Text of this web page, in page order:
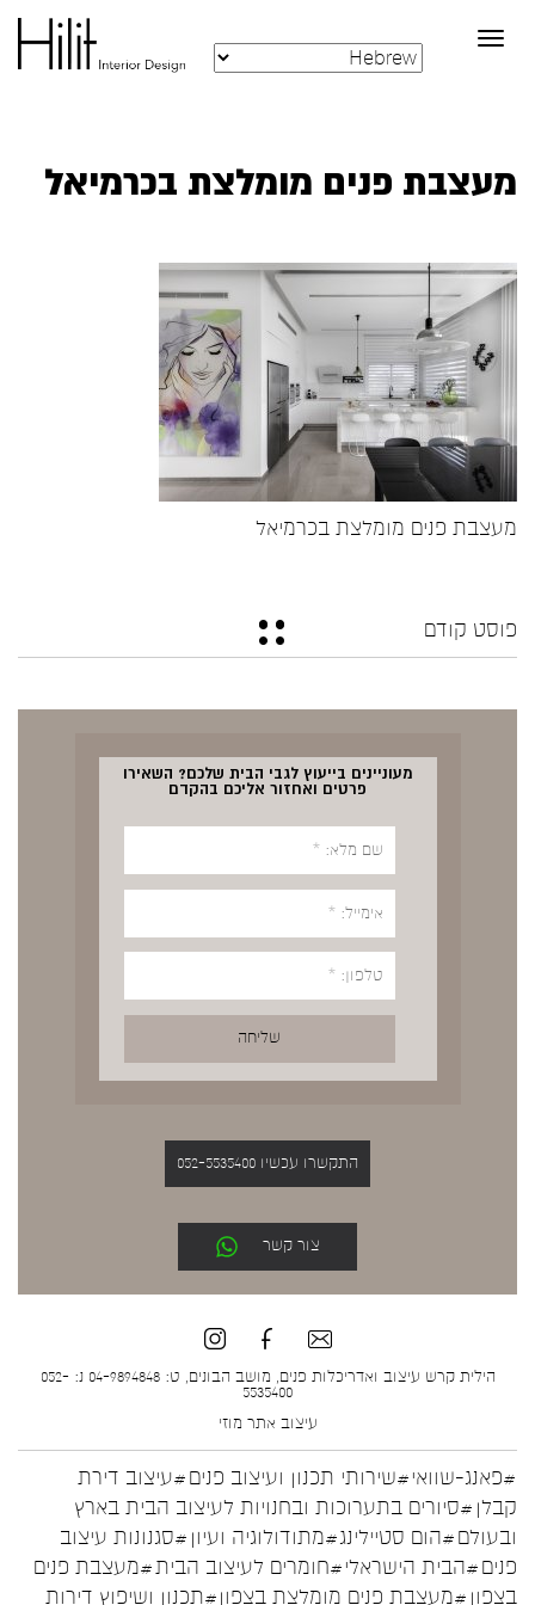
Toggle
navigation
מעצבת פנים מומלצת בכרמיאל
מעצבת פנים מומלצת בכרמיאל
פוסט קודם
מעוניינים בייעוץ לגבי הבית שלכם? השאירו
פרטים ואחזור אליכם בהקדם
התקשרו עכשיו 052-5535400
צור קשר
הילית קרש עיצוב ואדריכלות פנים, מושב הבונים, ט: 04-9894848 נ: 052-
5535400
עיצוב אתר מוזי
#פאנג-שוואי#שירותי תכנון ועיצוב פנים#עיצוב דירת
קבלן #סיורים בתערוכות ובחנויות לעיצוב הבית בארץ
ובעולם#הום סטיילינג#מתודולוגיה ועיון #סגנונות עיצוב
פנים#הבית הישראלי#חומרים לעיצוב הבית#מעצבת פנים
בצפון #מעצבת פנים מומלצת בצפון#תכנון ושיפוץ דירות